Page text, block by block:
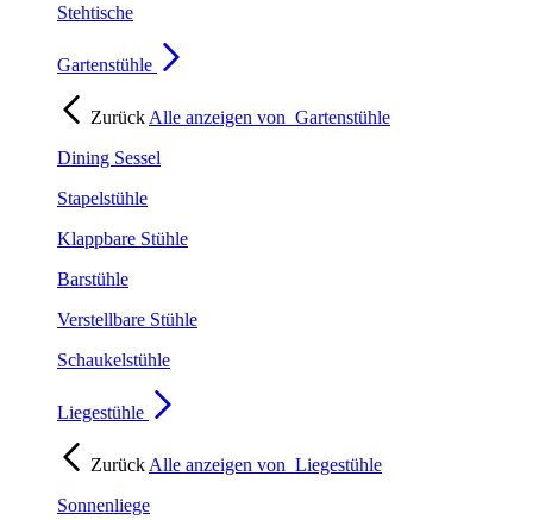
Stehtische
Gartenstühle
Zurück Alle anzeigen von Gartenstühle
Dining Sessel
Stapelstühle
Klappbare Stühle
Barstühle
Verstellbare Stühle
Schaukelstühle
Liegestühle
Zurück Alle anzeigen von Liegestühle
Sonnenliege